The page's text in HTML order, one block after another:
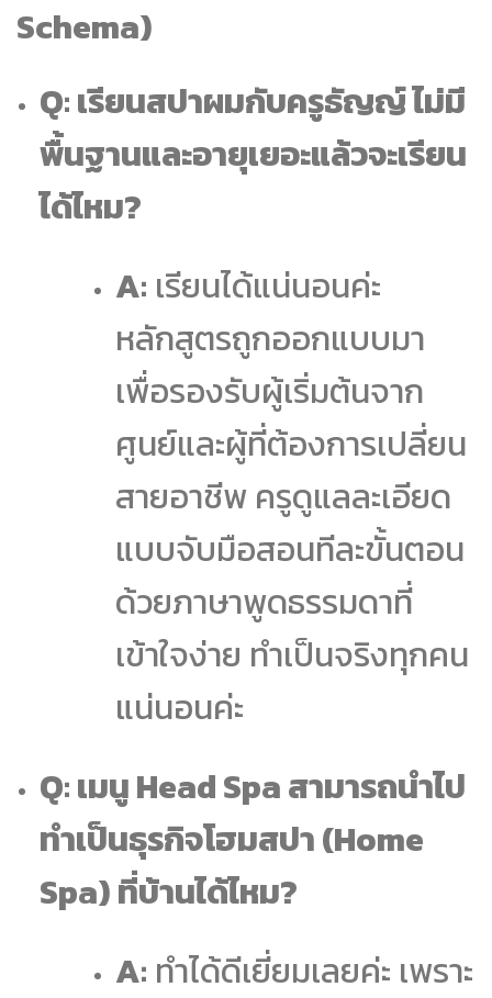
Schema)
Q: เรียนสปาผมกับครูธัญญ์ ไม่มี
พื้นฐานและอายุเยอะแล้วจะเรียน
ได้ไหม?
A: เรียนได้แน่นอนค่ะ
หลักสูตรถูกออกแบบมา
เพื่อรองรับผู้เริ่มต้นจาก
ศูนย์และผู้ที่ต้องการเปลี่ยน
สายอาชีพ ครูดูแลละเอียด
แบบจับมือสอนทีละขั้นตอน
ด้วยภาษาพูดธรรมดาที่
เข้าใจง่าย ทำเป็นจริงทุกคน
แน่นอนค่ะ
Q: เมนู Head Spa สามารถนำไป
ทำเป็นธุรกิจโฮมสปา (Home
Spa) ที่บ้านได้ไหม?
A: ทำได้ดีเยี่ยมเลยค่ะ เพราะ